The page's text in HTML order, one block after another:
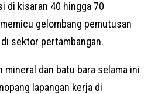
di kisaran 40 hingga 70
gelombang pemutusan
sektor pertambangan.
dan batu bara selama ini
lapangan kerja di